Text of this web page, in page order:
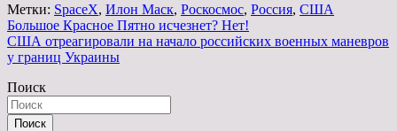
Метки: SpaceX, Илон Маск, Роскосмос, Россия, США
Навигация
по
Большое Красное Пятно исчезнет? Нет!
США отреагировали на начало российских военных маневров
у границ Украины
Поиск
Поиск